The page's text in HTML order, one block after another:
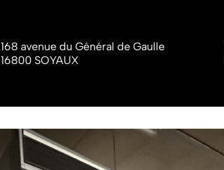
168 avenue du Général de Gaulle
16800 SOYAUX